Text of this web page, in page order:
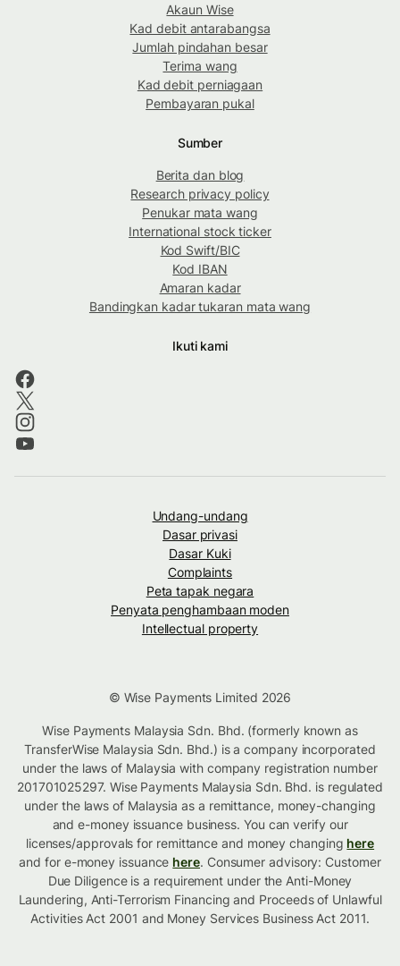
Akaun Wise
Kad debit antarabangsa
Jumlah pindahan besar
Terima wang
Kad debit perniagaan
Pembayaran pukal
Sumber
Berita dan blog
Research privacy policy
Penukar mata wang
International stock ticker
Kod Swift/BIC
Kod IBAN
Amaran kadar
Bandingkan kadar tukaran mata wang
Ikuti kami
Undang-undang
Dasar privasi
Dasar Kuki
Complaints
Peta tapak negara
Penyata penghambaan moden
Intellectual property
© Wise Payments Limited 2026
Wise Payments Malaysia Sdn. Bhd. (formerly known as
TransferWise Malaysia Sdn. Bhd.) is a company incorporated
under the laws of Malaysia with company registration number
201701025297. Wise Payments Malaysia Sdn. Bhd. is regulated
under the laws of Malaysia as a remittance, money-changing
and e-money issuance business. You can verify our
licenses/approvals for remittance and money changing here
and for e-money issuance here. Consumer advisory: Customer
Due Diligence is a requirement under the Anti-Money
Laundering, Anti-Terrorism Financing and Proceeds of Unlawful
Activities Act 2001 and Money Services Business Act 2011.